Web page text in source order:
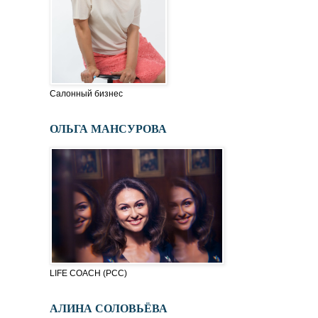
Салонный бизнес
ОЛЬГА МАНСУРОВА
LIFE COACH (PСC)
АЛИНА СОЛОВЬЁВА